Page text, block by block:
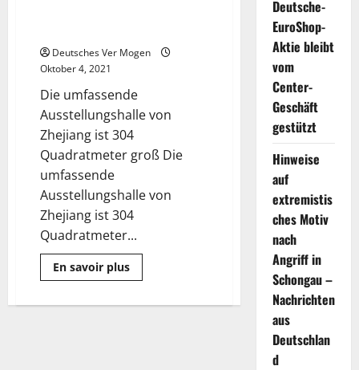
Deutsches Ver Mogen
Oktober 4, 2021
Die umfassende
Ausstellungshalle von
Zhejiang ist 304
Quadratmeter groß Die
umfassende
Ausstellungshalle von
Zhejiang ist 304
Quadratmeter...
En savoir plusMehr
Informationen
Errungenschaften
Deutsche-
EuroShop-
Aktie bleibt
vom
Center-
Geschäft
gestützt
Hinweise
auf
extremistis
ches Motiv
nach
Angriff in
Schongau –
Nachrichten
aus
Deutschlan
d